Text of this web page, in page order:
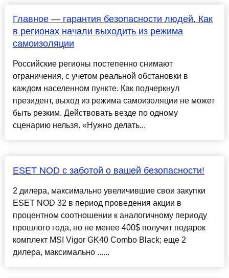
Главное — гарантия безопасности людей. Как
в регионах начали выходить из режима
самоизоляции
Российские регионы постепенно снимают
ограничения, с учетом реальной обстановки в
каждом населенном пункте. Как подчеркнул
президент, выход из режима самоизоляции не может
быть резким. Действовать везде по одному
сценарию нельзя. «Нужно делать...
ESET NOD с заботой о вашей безопасности!
2 дилера, максимально увеличившие свои закупки
ESET NOD 32 в период проведения акции в
процентном соотношении к аналогичному периоду
прошлого года, но не менее 400$ получит подарок
комплект MSI Vigor GK40 Combo Black; еще 2
дилера, максимально ......